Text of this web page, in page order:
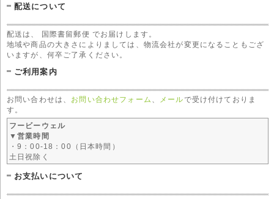
配送について
配送は、 国際書留郵便 でお届けします。
地域や商品の大きさによりましては、物流会社が変更になることもござ
いますが、何卒ご了承ください。
ご利用案内
お問い合わせは、 お問い合わせフォーム メールで受け付けておりま
す。
フービーウェル
▼営業時間
・9：00-18：00（日本時間）
土日祝除く
お支払いについて